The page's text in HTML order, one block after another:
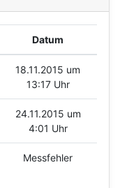
Datum
18.11.2015 um
13:17 Uhr
24.11.2015 um
4:01 Uhr
Messfehler